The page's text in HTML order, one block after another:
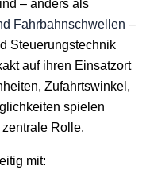
– anders als
Fahrbahnschwellen –
Steuerungstechnik
auf ihren Einsatzort
Zufahrtswinkel,
spielen
Rolle.
mit: